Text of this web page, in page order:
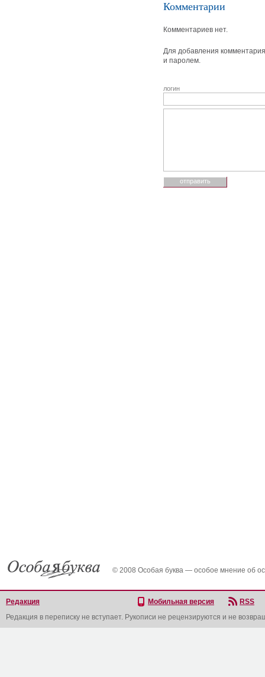
Комментарии
Комментариев нет.
Для добавления
и паролем.
логин
© 2008 Особая буква — особое мнение об
Редакция Мобильная версия
RSS
Редакция в переписку не вступает. Рукописи не рецензируются и не